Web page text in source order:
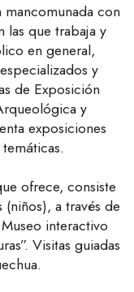
con
las que trabaja y
en general,
y
de Exposición
y
exposiciones
ofrece, consiste
a través de
interactivo
Visitas guiadas